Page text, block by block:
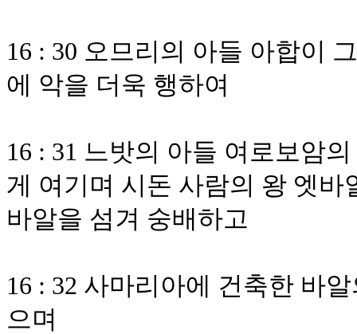
16 : 30 오므리의 아들 아합이
에 악을 더욱 행하여
16 : 31 느밧의 아들 여로보암
게 여기며 시돈 사람의 왕 엣
바알을 섬겨 숭배하고
16 : 32 사마리아에 건축한 바
으며